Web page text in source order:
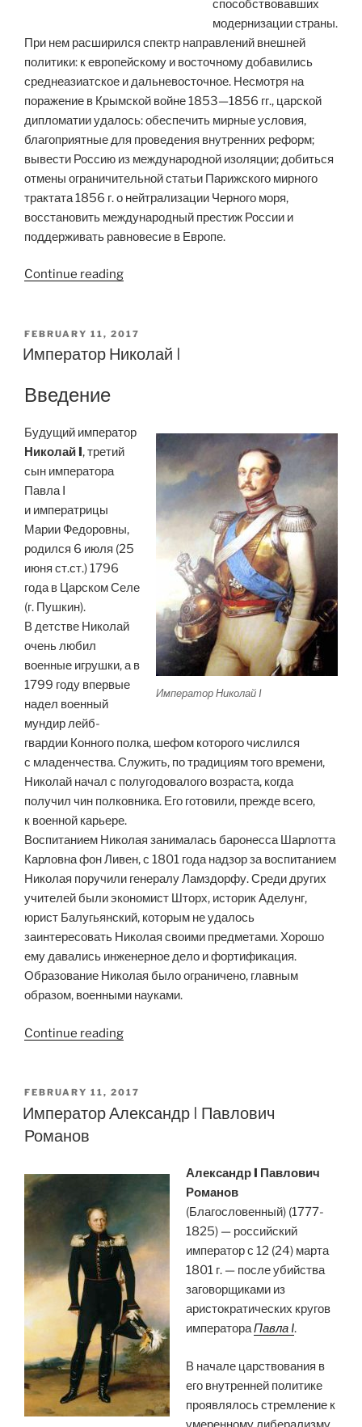
способствовавших
модернизации страны.
При нем расширился спектр направлений внешней
политики: к европейскому и восточному добавились
среднеазиатское и дальневосточное. Несмотря на
поражение в Крымской войне 1853—1856 гг., царской
дипломатии удалось: обеспечить мирные условия,
благоприятные для проведения внутренних реформ;
вывести Россию из международной изоляции; добиться
отмены ограничительной статьи Парижского мирного
трактата 1856 г. о нейтрализации Черного моря,
восстановить международный престиж России и
поддерживать равновесие в Европе.
Continue reading“Император
POSTED
ON
FEBRUARY 11, 2017
Император Николай I
Введение
Император Николай I
Будущий император
Николай I, третий
сын императора
Павла I
и императрицы
Марии Федоровны,
родился 6 июля (25
июня ст.ст.) 1796
года в Царском Селе
(г. Пушкин).
В детстве Николай
очень любил
военные игрушки, а в
1799 году впервые
надел военный
мундир лейб-
гвардии Конного полка, шефом которого числился
с младенчества. Служить, по традициям того времени,
Николай начал с полугодовалого возраста, когда
получил чин полковника. Его готовили, прежде всего,
к военной карьере.
Воспитанием Николая занималась баронесса Шарлотта
Карловна фон Ливен, с 1801 года надзор за воспитанием
Николая поручили генералу Ламздорфу. Среди других
учителей были экономист Шторх, историк Аделунг,
юрист Балугьянский, которым не удалось
заинтересовать Николая своими предметами. Хорошо
ему давались инженерное дело и фортификация.
Образование Николая было ограничено, главным
образом, военными науками.
Continue reading“Император
POSTED
ON
FEBRUARY 11, 2017
Император Александр I Павлович
Романов
Александр I Павлович
Романов
(Благословенный) (1777-
1825) — российский
император с 12 (24) марта
1801 г. — после убийства
заговорщиками из
аристократических кругов
императораПавла I.
В начале царствования в
его внутренней политике
проявлялось стремление к